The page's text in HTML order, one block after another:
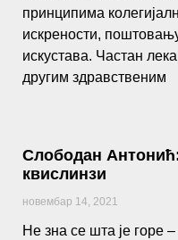
принципима
искрености,
искустава. Частан
другим здравственим
Слободан
квислинзи
новембар 14, 2021
Не зна се шта је горе